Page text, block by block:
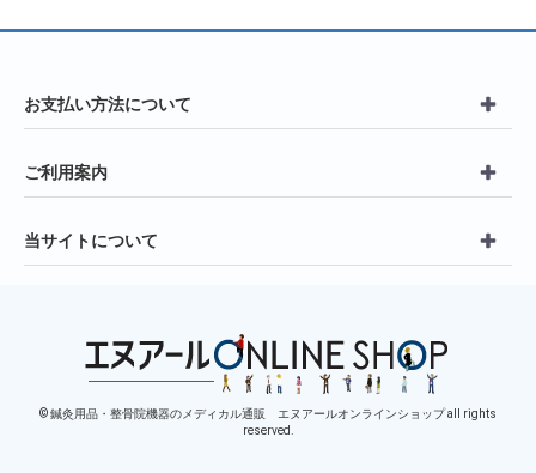
お支払い方法について
ご利用案内
当サイトについて
© 鍼灸用品・整骨院機器のメディカル通販 エヌアールオンラインショップ all rights
reserved.